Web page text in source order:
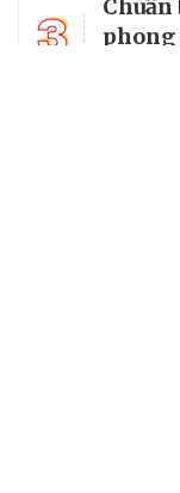
3
Chuẩn
phong